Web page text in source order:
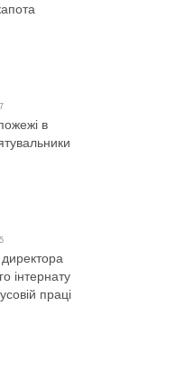
в
інтернату
праці